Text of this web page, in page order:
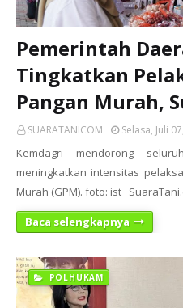
Pemerintah
Tingkatkan
Pangan Murah,
SUARATANICOM Selasa, Juli
Kemdagri mendorong
meningkatkan intensitas
Murah (GPM). foto: ist
Baca selengkapnya
POLHUKAM